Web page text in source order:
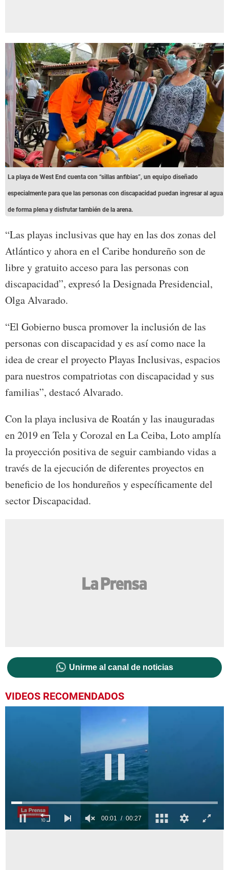
La playa de West End cuenta con “sillas anfibias”, un equipo diseñado
especialmente para que las personas con discapacidad puedan ingresar al agua
de forma plena y disfrutar también de la arena.
“Las playas inclusivas que hay en las dos zonas del
Atlántico y ahora en el Caribe hondureño son de
libre y gratuito acceso para las personas con
discapacidad”, expresó la Designada Presidencial,
Olga Alvarado.
“El Gobierno busca promover la inclusión de las
personas con discapacidad y es así como nace la
idea de crear el proyecto Playas Inclusivas, espacios
para nuestros compatriotas con discapacidad y sus
familias”, destacó Alvarado.
Con la playa inclusiva de Roatán y las inauguradas
en 2019 en Tela y Corozal en La Ceiba, Loto amplía
la proyección positiva de seguir cambiando vidas a
través de la ejecución de diferentes proyectos en
beneficio de los hondureños y específicamente del
sector Discapacidad.
Unirme al canal de noticias
VIDEOS RECOMENDADOS